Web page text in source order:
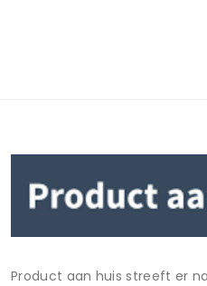
Product aan huis streeft er